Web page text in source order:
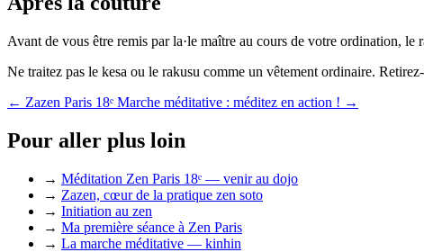
Avant de vous être remis par la·le maître au cours de votre ordination,
Ne traitez pas le kesa ou le rakusu comme un vêtement ordinaire.
← Zazen Paris 18ᵉ Marche méditative : méditez en action ! →
Pour aller plus loin
→ Méditation Zen Paris 18ᵉ — venir au dojo
→ Zazen, cœur de la pratique zen soto
→ Initiation au zen
→ Ma première séance à Zen Paris
→ La marche méditative — kinhin